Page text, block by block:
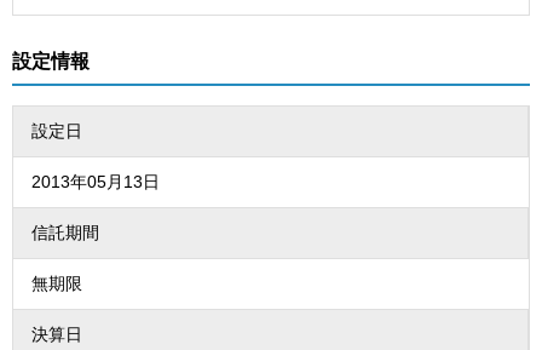
設定情報
設定日
2013年05月13日
信託期間
無期限
決算日